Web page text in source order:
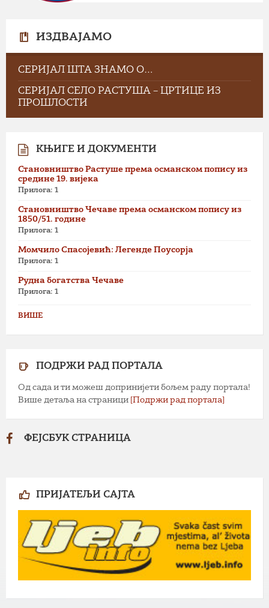
ИЗДВАЈАМО
СЕРИЈАЛ ШТА ЗНАМО О…
СЕРИЈАЛ СЕЛО РАСТУША – ЦРТИЦЕ ИЗ
ПРОШЛОСТИ
КЊИГЕ И ДОКУМЕНТИ
Становништво Растуше према османском попису из
средине 19. вијека
Прилога: 1
Становништво Чечаве према османском попису из
1850/51. године
Прилога: 1
Момчило Спасојевић: Легенде Поусорја
Прилога: 1
Рудна богатства Чечаве
Прилога: 1
ВИШЕ
ПОДРЖИ РАД ПОРТАЛА
Од сада и ти можеш допринијети бољем раду портала!
Више детаља на страници [Подржи рад портала]
ФЕЈСБУК СТРАНИЦА
ПРИЈАТЕЉИ САЈТА